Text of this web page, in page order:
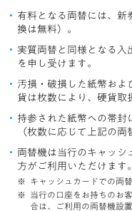
有料となる両替には、新
換は無料）。
実質両替と同様となる入
を申し受けます。
汚損・破損した紙幣およ
貨は枚数により、硬貨取
持参された紙幣への帯封
（枚数に応じて上記の両
両替機は当行のキャッシ
方がご利用いただけます。
キャッシュカードでの両
当行の口座をお持ちのお
合は、ご利用の両替機設